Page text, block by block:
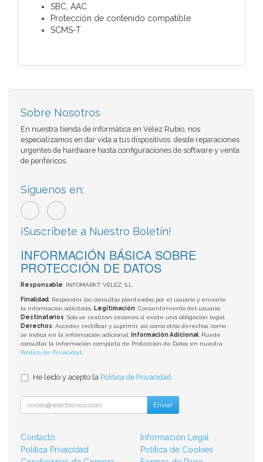
SBC, AAC
Protección de contenido compatible
SCMS-T
Sobre Nosotros
En nuestra tienda de informática en Vélez Rubio, nos
especializamos en dar vida a tus dispositivos. desde reparaciones
urgentes de hardware hasta configuraciones de software y venta
de periféricos.
Síguenos en:
¡Suscríbete a Nuestro Boletín!
INFORMACIÓN BÁSICA SOBRE
PROTECCIÓN DE DATOS
Responsable: INFOMARKT VELEZ, S.L.
Finalidad: Responder las consultas planteadas por el usuario y enviarle
la información solicitada; Legitimación: Consentimiento del usuario;
Destinatarios: Solo se realizan cesiones si existe una obligación legal;
Derechos: Acceder, rectificar y suprimir, así como otros derechos, como
se indica en la información adicional;
Información Adicional: Puede
consultar la información completa de Protección de Datos en nuestra
Política de Privacidad
He leído y acepto la Política de Privacidad
Enviar
Contacto
Información Legal
Política Privacidad
Política de Cookies